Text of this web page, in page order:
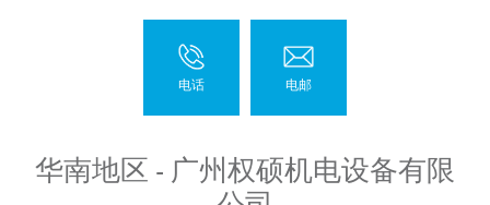
华南地区 - 广州权硕机电设备有限